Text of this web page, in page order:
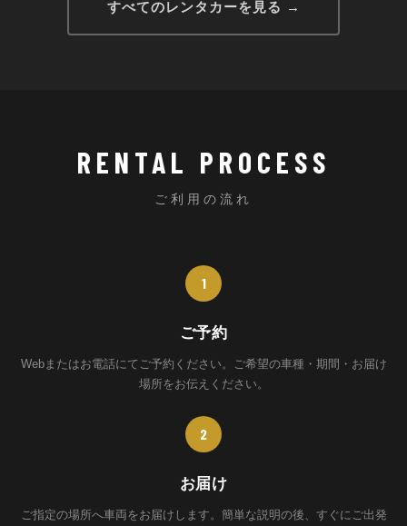
すべてのレンタカーを見る →
RENTAL PROCESS
ご利用の流れ
1
ご予約
Webまたはお電話にてご予約ください。ご希望の車種・期間・お届け
場所をお伝えください。
2
お届け
ご指定の場所へ車両をお届けします。簡単な説明の後、すぐにご出発